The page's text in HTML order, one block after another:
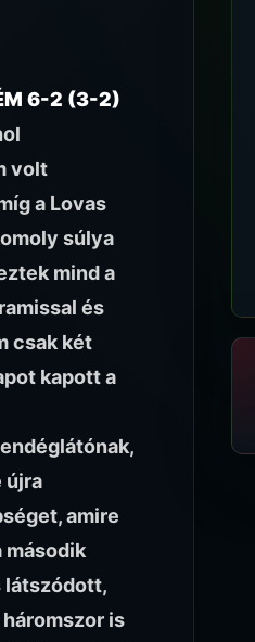
6-2 (3-2)
volt
a Lovas
súlya
mind a
és
csak két
kapott a
újra
amire
második
látszódott,
is